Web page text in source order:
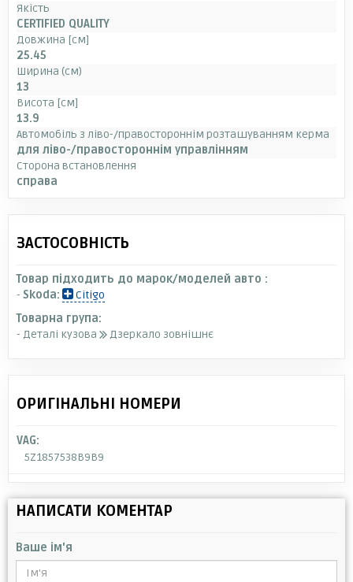
Якість
CERTIFIED QUALITY
Довжина [см]
25.45
Ширина (см)
13
Висота [см]
13.9
Автомобіль з ліво-/правостороннім розташуванням керма
для ліво-/правостороннім управлінням
Сторона встановлення
справа
ЗАСТОСОВНІСТЬ
Товар підходить до марок/моделей авто :
- Skoda:
Citigo
Товарна група:
- Деталі кузова
Дзеркало зовнішнє
ОРИГІНАЛЬНІ НОМЕРИ
VAG:
5Z1857538B9B9
НАПИСАТИ КОМЕНТАР
Ваше ім'я